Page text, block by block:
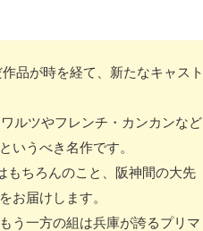
品が時を経て、新たなキャスト
ルツやフレンチ・カンカンなど
いうべき名作です。
もちろんのこと、阪神間の大先
お届けします。
う一方の組は兵庫が誇るプリマ